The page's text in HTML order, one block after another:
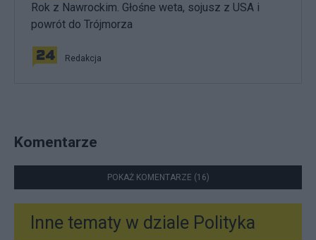
Rok z Nawrockim. Głośne weta, sojusz z USA i
powrót do Trójmorza
Redakcja
Komentarze
POKAŻ KOMENTARZE (16)
Inne tematy w dziale Polityka